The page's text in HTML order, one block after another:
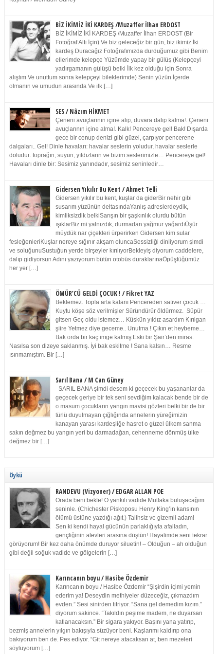
BİZ İKİMİZ İKİ KARDEŞ /Muzaffer İlhan ERDOST
BİZ İKİMİZ İKİ KARDEŞ /Muzaffer İlhan ERDOST (Bir
Fotoğraf Altı İçin) Ve biz geleceğiz bir gün, biz ikimiz İki
kardeş Duracağız Fotoğrafımızda durduğumuz gibi Benim
ellerimde kelepçe Yüzümde yapay bir gülüş (Kelepçeyi
yadırgamanın gülüşü belki İlk kez olduğu için Sonra
alıştım Ve unuttum sonra kelepçeyi bileklerimde) Senin yüzün İçerde
olmanın ve umudun arasında Ve ilk […]
SES / Nâzım HİKMET
Çeneni avuçlarının içine alıp, duvara dalıp kalma!. Çeneni
avuçlarının içine alma!. Kalk! Pencereye gel! Bak! Dışarda
gece bir cenup denizi gibi güzel, çarpıyor pencerene
dalgaları.. Gel! Dinle havaları: havalar seslerin yoludur, havalar seslerle
doludur: toprağın, suyun, yıldızların ve bizim seslerimizle… Pencereye gel!
Havaları dinle bir: Sesimiz yanındadır, sesimiz seninledir…
Gidersen Yıkılır Bu Kent / Ahmet Telli
Gidersen yıkılır bu kent, kuşlar da giderBir nehir gibi
susarım yüzünün deltasındaYanlış adreslerdeydik,
kimliksizdik belkiSarışın bir şaşkınlık olurdu bütün
ışıklarBiz mi yalnızdık, durmadan yağmur yağardıÜşür
müydük nar çiçekleri ürperirken Gidersen kim sular
fesleğenleriKuşlar nereye sığınır akşam oluncaSessizliği dinliyorum şimdi
ve soluğunuSustuğun yerde birşeyler kırılıyorBekleyiş diyorum caddelere,
dalıp gidiyorsun Adını yazıyorum bütün otobüs duraklarınaÖpüştüğümüz
her yer […]
ÖMÜR’CÜ GELDİ ÇOCUK ! / Fikret YAZ
Beklemez. Topla arta kalanı Pencereden satıver çocuk …
Kuytu köşe söz verilmişler Süründürür öldürmez. Süpür
gitsen Geç oldu istemez… Küskün yıldız asardım Kırılgan
şiire Yetmez diye geceme.. Unutma ! Çıkın et heybeme…
Bak orda bir kaç imge kalmış Eski bir Şair’den miras.
Nasılsa son dizeye saklanmış. İyi bak eskitme ! Sana kalsın… Resme
ısınmamıştım. Bir […]
Sarıl Bana / M Can Güney
SARIL BANA şimdi desem ki geçecek bu yaşananlar da
geçecek geriye bir tek seni sevdiğim kalacak bende bir de
o masum çocukların yangın mavisi gözleri belki bir de bir
türlü duyulmayan çığlığında annelerin yüreğimizin
kanayan yarası kardeşliğe hasret o güzel ülkem sanma
sakın değmez bu yangın yeri bu darmadağan, cehenneme dönmüş ülke
değmez bir […]
Öykü
RANDEVU (Vizyoner) / EDGAR ALLAN POE
Orada beni bekle! O yankılı vadide Mutlaka buluşacağım
seninle. (Chichester Piskoposu Henry King’in karısının
ölümü üstüne yazdığı ağıt.) Talihsiz ve gizemli adam! –
Sen ki kendi hayal gücünün parlaklığıyla afalladın,
gençliğinin alevleri arasına düştün! Hayalimde seni tekrar
görüyorum! Bir kez daha önümde duruyor siluetin! – Olduğun – ah olduğun
gibi değil soğuk vadide ve gölgelerin […]
Karıncanın boyu / Hasibe Özdemir
Karıncanın boyu / Hasibe Özdemir “Şişirdin içimi yemin
ederim ya! Deseydin methiyeler düzeceğiz, çıkmazdım
evden.” Sesi sinirden titriyor. “Sana gel demedim kızım.”
diyorum sakince. “Takıldın peşime madem, ne duyarsan
katlanacaksın.” Bir sigara yakıyor. Başını yana yatırıp,
bezmiş annelerin yılgın bakışıyla süzüyor beni. Kaşlarımı kaldırıp ona
bakıyorum ben de. Pes ediyor. “Git nereye atacaksan at, ben mezeleri
söylüyorum […]